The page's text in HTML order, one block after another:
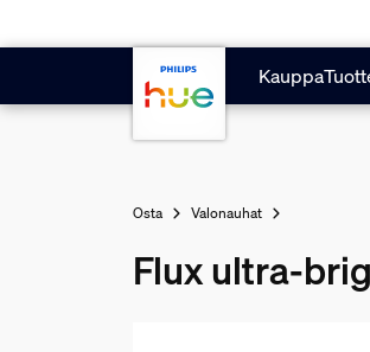
Kauppa
Osta Valonauhat
Flux ultra-